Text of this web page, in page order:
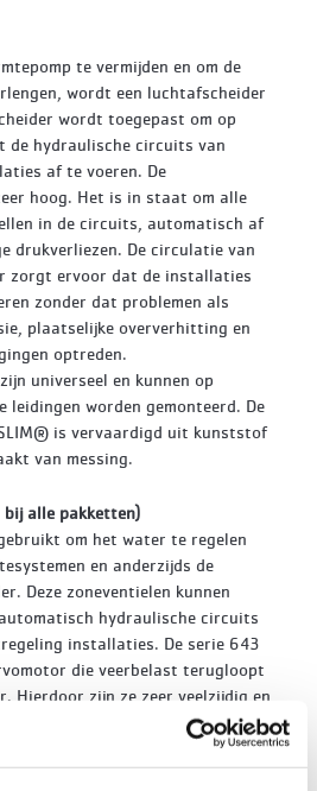
te vermijden en om de
wordt een luchtafscheider
wordt toegepast om op
de hydraulische circuits van
af te voeren. De
hoog. Het is in staat om alle
in de circuits, automatisch af
drukverliezen. De circulatie van
zorgt ervoor dat de installaties
zonder dat problemen als
plaatselijke oververhitting en
optreden.
universeel en kunnen op
worden gemonteerd. De
is vervaardigd uit kunststof
van messing.
bij alle pakketten)
om het water te regelen
en anderzijds de
Deze zoneventielen kunnen
hydraulische circuits
installaties. De serie 643
die veerbelast terugloopt
Hierdoor zijn ze zeer veelzijdig en
als in koelinstallaties.
kan men de
op het zoneventiel en wordt